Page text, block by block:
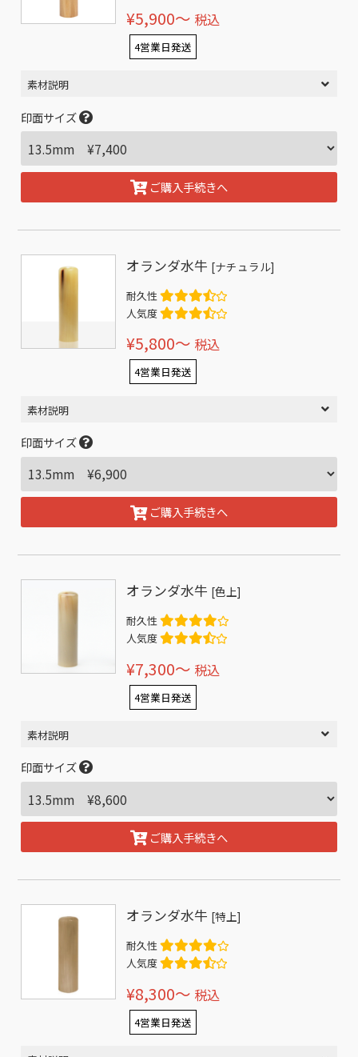
¥5,900〜 税込
4営業日発送
素材説明
印面サイズ
ご購入手続きへ
オランダ水牛 [ナチュラル]
耐久性
人気度
¥5,800〜 税込
4営業日発送
素材説明
印面サイズ
ご購入手続きへ
オランダ水牛 [色上]
耐久性
人気度
¥7,300〜 税込
4営業日発送
素材説明
印面サイズ
ご購入手続きへ
オランダ水牛 [特上]
耐久性
人気度
¥8,300〜 税込
4営業日発送